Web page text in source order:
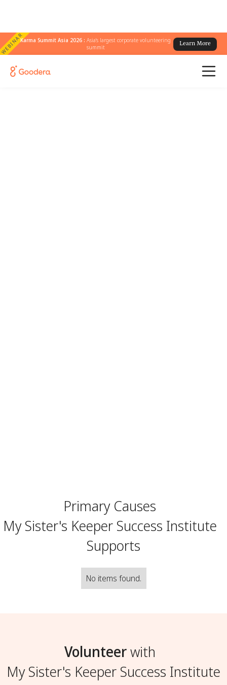
WEBINARKarma Summit Asia 2026 :Asia's largest corporate volunteering
summit
Learn More
Primary Causes
My Sister's Keeper Success Institute
Supports
No items found.
Volunteerwith
My Sister's Keeper Success Institute